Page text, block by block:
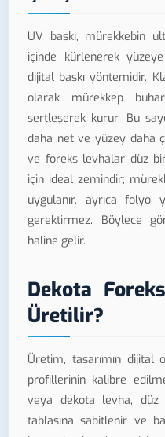
UV baskı, mürekkebin
içinde kürlenerek
dijital baskı yöntemidir.
olarak mürekkep
sertleşerek kurur. Bu
daha net ve yüzey daha
ve foreks levhalar düz
için ideal zemindir;
uygulanır, ayrıca folyo
gerektirmez. Böylece
haline gelir.
Dekota
Üretilir?
Üretim, tasarımın dijital
profillerinin kalibre
veya dekota levha, düz
tablasına sabitlenir ve